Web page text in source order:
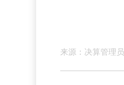
来源：决算管理员